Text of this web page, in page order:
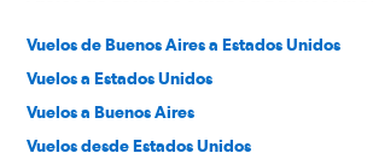
Vuelos de Buenos Aires a Estados Unidos
Vuelos a Estados Unidos
Vuelos a Buenos Aires
Vuelos desde Estados Unidos